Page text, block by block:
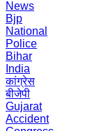
News
Bjp
National
Police
Bihar
India
कांग्रेस
बीजेपी
Gujarat
Accident